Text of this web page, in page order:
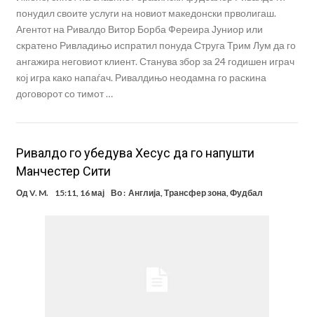
понудил своите услуги на новиот македонски прволигаш.
Агентот на Ривалдо Витор Борба Фереира Јуниор или
скратено Ривладињо испратил понуда Струга Трим Лум да го
ангажира неговиот клиент. Станува збор за 24 годишен играч
кој игра како напаѓач. Ривалдињо неодамна го раскина
договорот со тимот …
Ривалдо го убедува Хесус да го напушти
Манчестер Сити
ОдV. M. 15:11, 16 мај Во : Англија,Трансфер зона,Фудбал